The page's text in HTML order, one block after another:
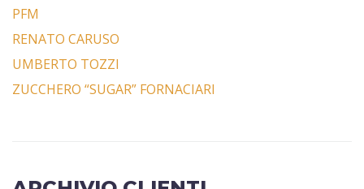
PFM
RENATO CARUSO
UMBERTO TOZZI
ZUCCHERO “SUGAR” FORNACIARI